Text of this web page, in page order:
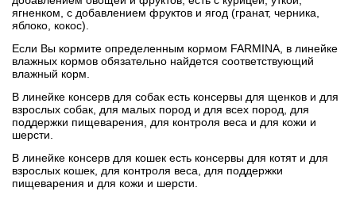
ягненком, с добавлением фруктов и ягод (гранат, черника,
яблоко, кокос).
Если Вы кормите определенным кормом FARMINA, в линейке
влажных кормов обязательно найдется соответствующий
влажный корм.
В линейке консерв для собак есть консервы для щенков и для
взрослых собак, для малых пород и для всех пород, для
поддержки пищеварения, для контроля веса и для кожи и
шерсти.
В линейке консерв для кошек есть консервы для котят и для
взрослых кошек, для контроля веса, для поддержки
пищеварения и для кожи и шерсти.